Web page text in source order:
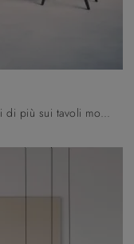
Vuoi impreziosire spazi moderni? Scopri di più sui tavoli moderni allungabili: il modello da pranzo Frame ti aspetta.